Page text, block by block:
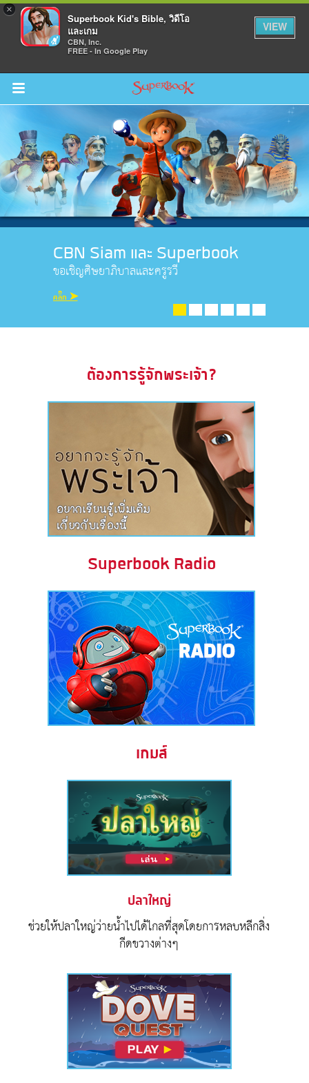
×
Superbook Kid's Bible, วิดีโอ
และเกม
CBN, Inc.
FREE - In Google Play
VIEW
Return to Content
ามรู้
ๆ
คัมภีร์
CBN Siam และ Superbook
ขอเชิญศิษยาภิบาลและครูรวี
คลิ๊ก ➤
ต้องการรู้จักพระเจ้า?
Superbook Radio
เกมส์
ปลาใหญ่
ช่วยให้ปลาใหญ่ว่ายน้ำไปได้ไกลที่สุดโดยการหลบหลีกสิ่ง
กีดขวางต่างๆ